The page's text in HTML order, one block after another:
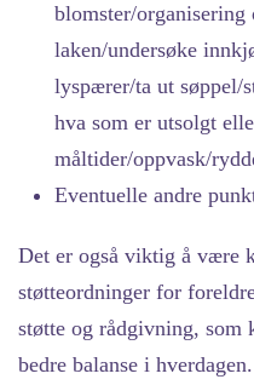
blomster/
laken/undersøke
lyspærer/ta ut søppel/
hva som er utsolgt
måltider/oppvask/
Eventuelle andre
Det er også viktig å være
støtteordninger for
støtte og rådgivning, som
bedre balanse i